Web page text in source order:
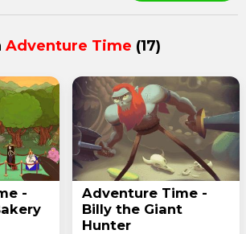
Adventure Time (17)
-
Adventure Time -
Billy the Giant
Hunter